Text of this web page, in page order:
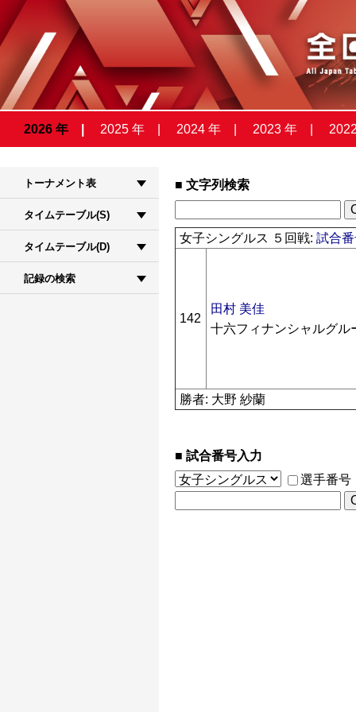
2026 年 2025 年 2024 年 2023 年
トーナメント表
タイムテーブル(S)
タイムテーブル(D)
記録の検索
文字列検索
女子シングルス ５回戦:試合
142
田村 美佳
十六フィナンシャルグル
勝者: 大野 紗蘭
試合番号入力
選手番号